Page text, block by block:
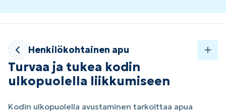
Henkilökohtainen apu
Turvaa ja tukea kodin
ulkopuolella liikkumiseen
Kodin ulkopuolella avustaminen tarkoittaa apua